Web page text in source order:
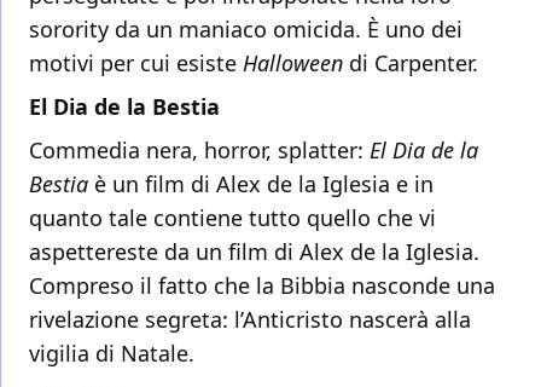
sorority da un maniaco omicida. È uno dei
motivi per cui esiste Halloween di Carpenter.
El Dia de la Bestia
Commedia nera, horror, splatter: El Dia de la
Bestia è un film di Alex de la Iglesia e in
quanto tale contiene tutto quello che vi
aspettereste da un film di Alex de la Iglesia.
Compreso il fatto che la Bibbia nasconde una
rivelazione segreta: l’Anticristo nascerà alla
vigilia di Natale.